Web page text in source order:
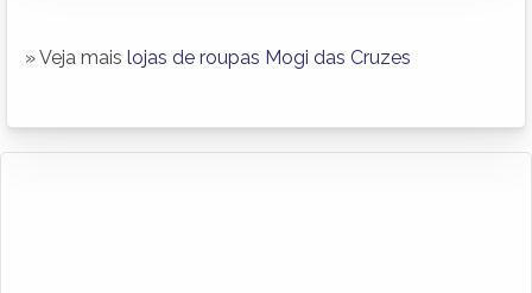
» Veja mais lojas de roupas Mogi das Cruzes